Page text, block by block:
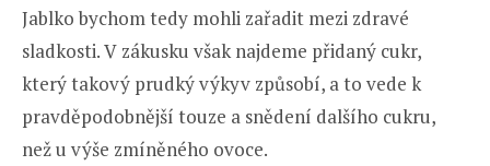
Jablko bychom tedy mohli zařadit mezi zdravé
sladkosti. V zákusku však najdeme přidaný cukr,
který takový prudký výkyv způsobí, a to vede k
pravděpodobnější touze a snědení dalšího cukru,
než u výše zmíněného ovoce.